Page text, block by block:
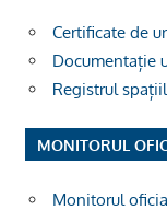
Certificate de
Documentație
Registrul
MONITORUL
Monitorul